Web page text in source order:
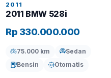
2011
2011 BMW 528i
Rp 330.000.000
75.000 km
Sedan
Bensin
Otomatis